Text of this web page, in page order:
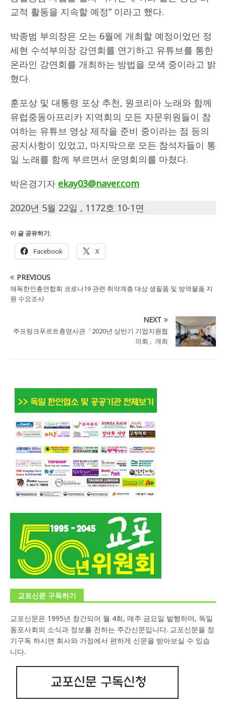
교적 활동을 지속할 예정” 이라고 했다.
박종범 부의장은 오는 6월에 개최할 예정이었던 정
세현 수석부의장 강연회를 연기하고 유튜브를 통한
온라인 강연회를 개최하는 방법을 모색 중이라고 밝
혔다.
훈포상 및 대통령 포상 추천, 원코리아 노래와 함께
유럽중동아프리카 지역회의 모든 자문위원들이 참
여하는 유튜브 영상 제작을 준비 중이라는 점 등의
공지사항이 있었고, 마지막으로 모든 참석자들이 통
일 노래를 함께 부르면서 운영회의를 마쳤다.
박은경기자 ekay03@naver.com
2020년 5월 22일 , 1172호 10-1면
이 글 공유하기:
Facebook X
PREVIOUS
재독한인총연합회 코로나19 관련 취약계층 대상 생필품 및 방역물품 지
원 수요조사
NEXT
주프랑크푸르트총영사관「2020년 상반기 기업지원협
의회」개최
교포신문 구독하기
교포신문은 1995년 창간되어 월 4회, 매주 금요일 발행하며, 독일
동포사회의 소식과 정보를 전하는 주간신문입니다. 교포신문을 정
기구독 하시면 회사와 가정에서 편하게 신문을 받아보실 수 있습
니다.